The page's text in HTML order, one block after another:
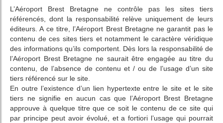
L’Aéroport Brest Bretagne ne contrôle pas les sites tiers
référencés, dont la responsabilité relève uniquement de leurs
éditeurs. A ce titre, l’Aéroport Brest Bretagne ne garantit pas le
contenu de ces sites tiers et notamment le caractère véridique
des informations qu’ils comportent. Dès lors la responsabilité de
l’Aéroport Brest Bretagne ne saurait être engagée au titre du
contenu, de l’absence de contenu et / ou de l’usage d’un site
tiers référencé sur le site.
En outre l’existence d’un lien hypertexte entre le site et le site
tiers ne signifie en aucun cas que l’Aéroport Brest Bretagne
approuve à quelque titre que ce soit le contenu de ce site qui
par principe peut avoir évolué, et a fortiori l’usage qui pourrait